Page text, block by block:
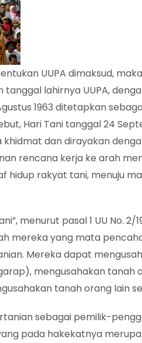
UUPA dimaksud,
lahirnya UUPA,
1963 ditetapkan
Hari Tani tanggal 24
dan dirayakan
rencana kerja ke arah
hidup rakyat tani, menuju
menurut pasal 1 UU No. 2/
mereka yang mata
Mereka dapat
mengusahakan tanah
tanah orang lain
sebagai pemilik-
pada hakekatnya